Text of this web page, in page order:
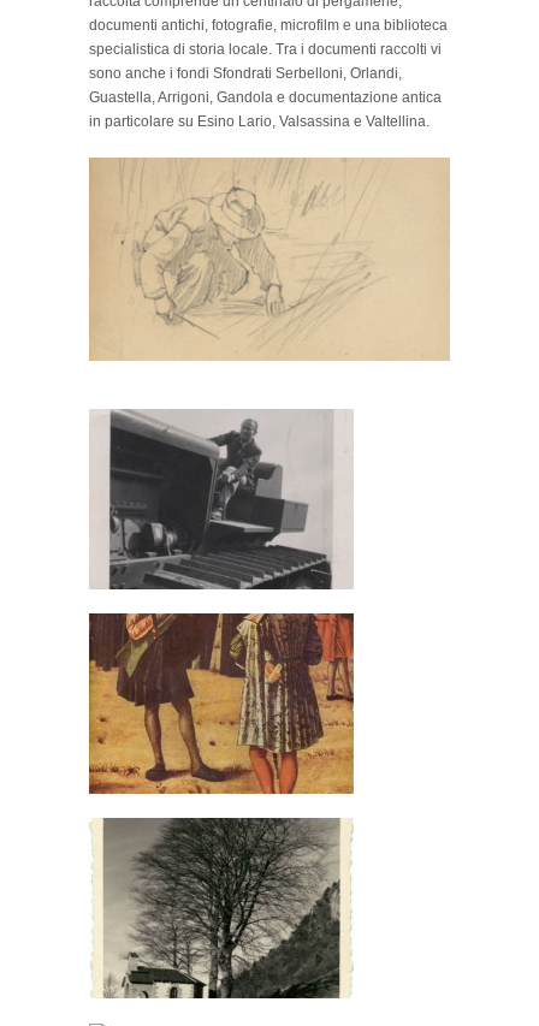
documenti antichi, fotografie, microfilm e una biblioteca
specialistica di storia locale. Tra i documenti raccolti vi
sono anche i fondi Sfondrati Serbelloni, Orlandi,
Guastella, Arrigoni, Gandola e documentazione antica
in particolare su Esino Lario, Valsassina e Valtellina.